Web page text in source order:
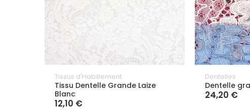
Tissus d'Habillement
Tissu Dentelle Grande Laize
Blanc
12,10 €
Dentelles
Dentelle
24,20 €